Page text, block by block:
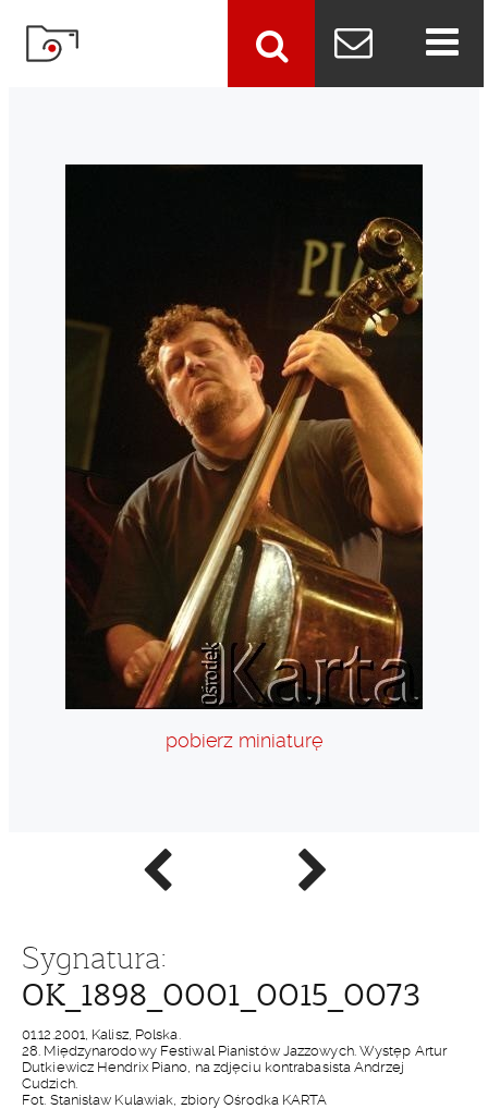
Poprzednie
zdjęcie
Następne
zdjęcie
pobierz miniaturę
Sygnatura:
OK_1898_0001_0015_0073
01.12.2001, Kalisz, Polska.
28. Międzynarodowy Festiwal Pianistów Jazzowych. Występ Artur
Dutkiewicz Hendrix Piano, na zdjęciu kontrabasista Andrzej
Cudzich.
Fot. Stanisław Kulawiak, zbiory Ośrodka KARTA